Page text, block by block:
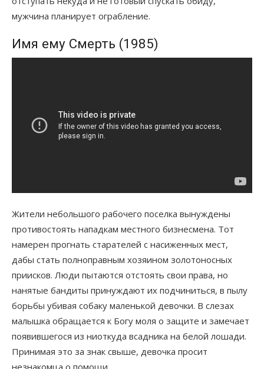
мужчина планирует ограбление.
Имя ему Смерть (1985)
Жители небольшого рабочего поселка вынуждены
противостоять нападкам местного бизнесмена. Тот
намерен прогнать старателей с насиженных мест,
дабы стать полноправным хозяином золотоносных
приисков. Люди пытаются отстоять свои права, но
нанятые бандиты принуждают их подчиниться, в пылу
борьбы убивая собаку маленькой девочки. В слезах
малышка обращается к Богу моля о защите и замечает
появившегося из ниоткуда всадника на белой лошади.
Принимая это за знак свыше, девочка просит